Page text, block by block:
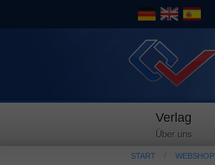
Verlag
Über uns
START WEBSHOP